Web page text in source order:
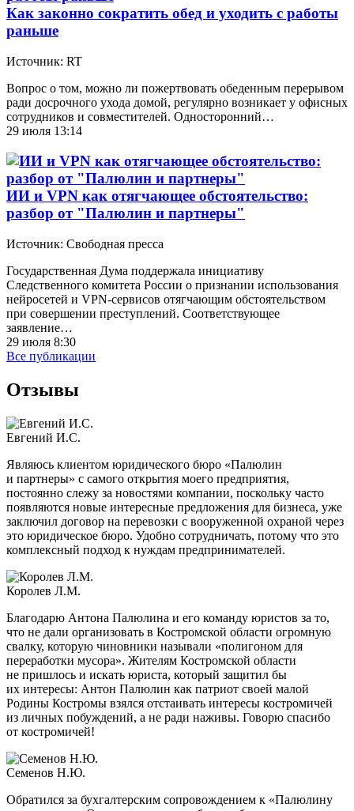
Как законно сократить обед и уходить с работы
раньше
Источник: RT
Вопрос о том, можно ли пожертвовать обеденным перерывом
ради досрочного ухода домой, регулярно возникает у офисных
сотрудников и совместителей. Односторонний…
29 июля 13:14
ИИ и VPN как отягчающее обстоятельство:
разбор от "Палюлин и партнеры"
Источник: Свободная пресса
Государственная Дума поддержала инициативу
Следственного комитета России о признании использования
нейросетей и VPN-сервисов отягчающим обстоятельством
при совершении преступлений. Соответствующее
заявление…
29 июля 8:30
Все публикации
Отзывы
Евгений И.С.
Являюсь клиентом юридического бюро «Палюлин
и партнеры» с самого открытия моего предприятия,
постоянно слежу за новостями компании, поскольку часто
появляются новые интересные предложения для бизнеса, уже
заключил договор на перевозки с вооруженной охраной через
это юридическое бюро. Удобно сотрудничать, потому что это
комплексный подход к нуждам предпринимателей.
Королев Л.М.
Благодарю Антона Палюлина и его команду юристов за то,
что не дали организовать в Костромской области огромную
свалку, которую чиновники называли «полигоном для
переработки мусора». Жителям Костромской области
не пришлось и искать юриста, который защитил бы
их интересы: Антон Палюлин как патриот своей малой
Родины Костромы взялся отстаивать интересы костромичей
из личных побуждений, а не ради наживы. Говорю спасибо
от костромичей!
Семенов Н.Ю.
Обратился за бухгалтерским сопровождением к «Палюлину